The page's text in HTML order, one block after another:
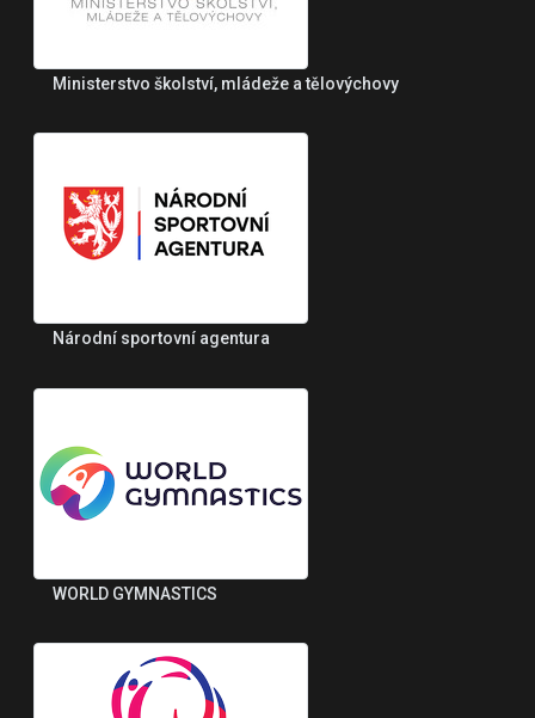
Ministerstvo školství, mládeže a tělovýchovy
Národní sportovní agentura
WORLD GYMNASTICS